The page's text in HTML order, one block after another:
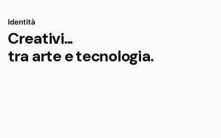
Identità
Creativi...
tra arte e tecnologia.